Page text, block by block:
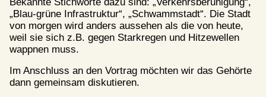
„Blau-grüne Infrastruktur“, „Schwammstadt“. Die Stadt
von morgen wird anders aussehen als die von heute,
weil sie sich z.B. gegen Starkregen und Hitzewellen
wappnen muss.
Im Anschluss an den Vortrag möchten wir das Gehörte
dann gemeinsam diskutieren.